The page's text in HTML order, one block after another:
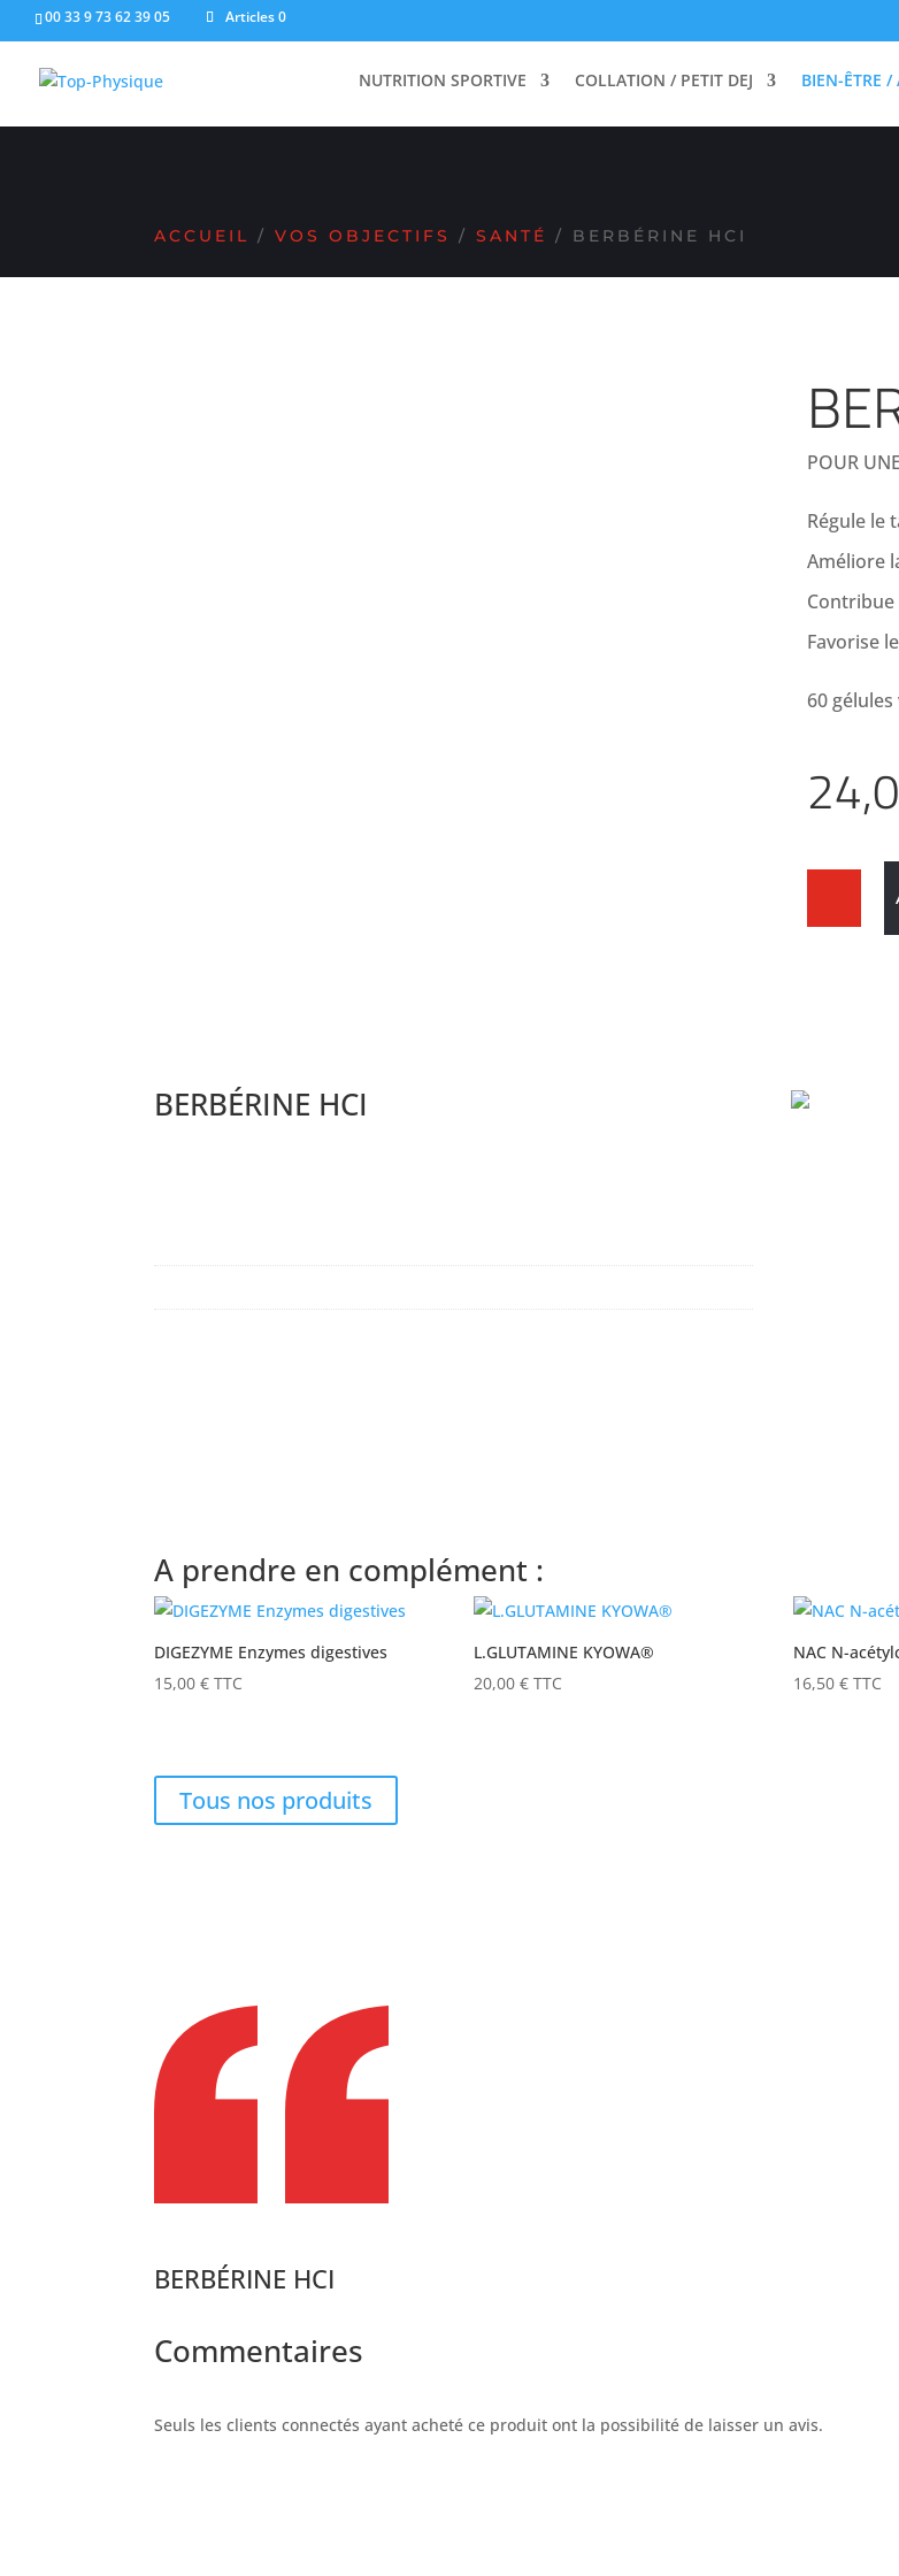
00 33 9 73 62 39 05 Articles 0
NUTRITION SPORTIVE COLLATION / PETIT DEJ BIEN-ÊTRE /
ACCUEIL /VOS OBJECTIFS /SANTÉ / BERBÉRINE HCI
POUR
Régule le
Améliore
Favorise
60
BERBÉRINE HCI
A prendre en complément :
DIGEZYME Enzymes digestives
15,00€ TTC
L.GLUTAMINE KYOWA®
20,00€ TTC
NAC N-
16,50€ TTC
Tous nos produits
BERBÉRINE HCI
Commentaires
Seuls les clients connectés ayant acheté ce produit ont la possibilité de laisser un avis.